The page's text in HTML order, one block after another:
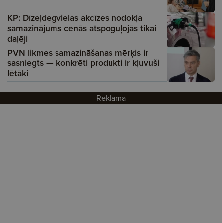
KP: Dīzeļdegvielas akcīzes nodokļa
samazinājums cenās atspoguļojās tikai
daļēji
PVN likmes samazināšanas mērķis ir
sasniegts — konkrēti produkti ir kļuvuši
lētāki
Reklāma